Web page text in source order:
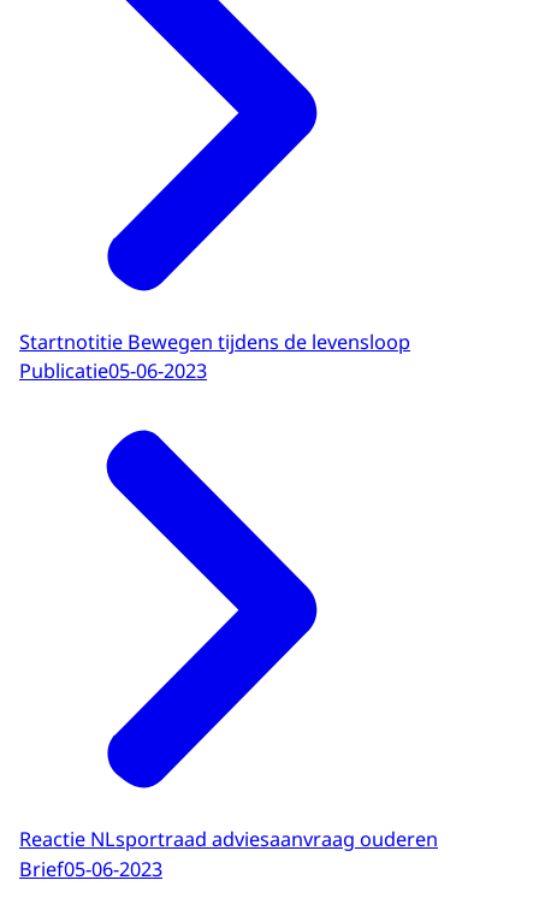
Startnotitie Bewegen tijdens de levensloop
Publicatie05-06-2023
Reactie NLsportraad adviesaanvraag ouderen
Brief05-06-2023